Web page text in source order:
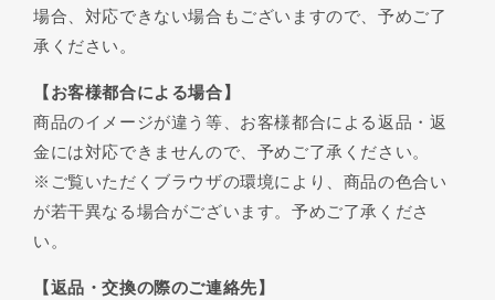
場合、対応できない場合もございますので、予めご了
承ください。
【お客様都合による場合】
商品のイメージが違う等、お客様都合による返品・返
金には対応できませんので、予めご了承ください。
※ご覧いただくブラウザの環境により、商品の色合い
が若干異なる場合がございます。予めご了承くださ
い。
【返品・交換の際のご連絡先】